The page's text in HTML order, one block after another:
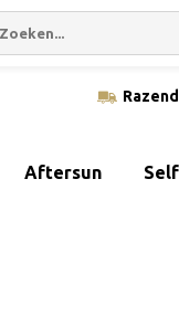
Aftersun